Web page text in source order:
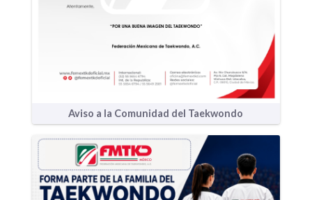
Aviso a la Comunidad del Taekwondo